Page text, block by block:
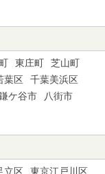
東庄町
芝山町
葉区
千葉美浜区
ケ谷市
八街市
立区 東京江戸川区